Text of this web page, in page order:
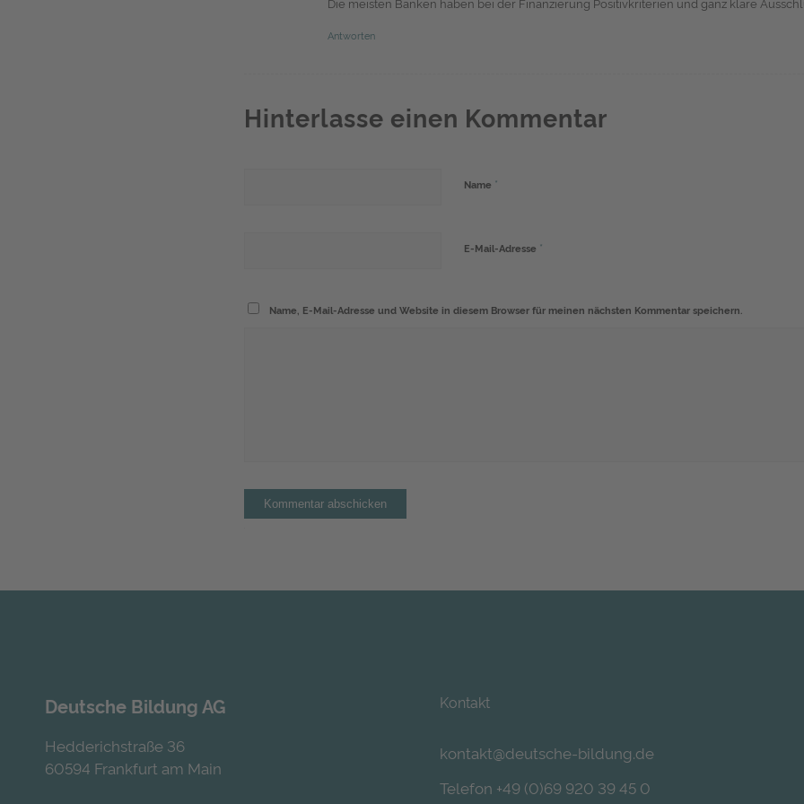
Antworten
Hinterlasse einen Kommentar
Name *
E-Mail-Adresse *
Name, E-Mail-Adresse und Website in diesem Browser für meinen nächsten Kommentar speichern.
Deutsche Bildung AG
Hedderichstraße 36
60594 Frankfurt am Main
Kontakt
kontakt@deutsche-bildung.de
Telefon +49 (0)69 920 39 45 0